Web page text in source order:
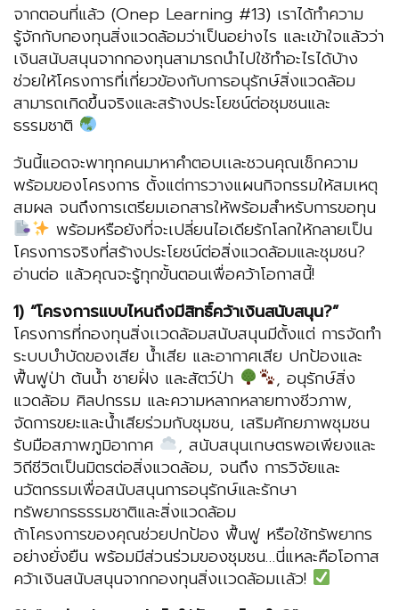
จากตอนที่แล้ว (Onep Learning #13) เราได้ทำความ
รู้จักกับกองทุนสิ่งแวดล้อมว่าเป็นอย่างไร และเข้าใจแล้วว่า
เงินสนับสนุนจากกองทุนสามารถนำไปใช้ทำอะไรได้บ้าง
ช่วยให้โครงการที่เกี่ยวข้องกับการอนุรักษ์สิ่งแวดล้อม
สามารถเกิดขึ้นจริงและสร้างประโยชน์ต่อชุมชนและ
ธรรมชาติ
วันนี้แอดจะพาทุกคนมาหาคำตอบเเละชวนคุณเช็กความ
พร้อมของโครงการ ตั้งแต่การวางแผนกิจกรรมให้สมเหตุ
สมผล จนถึงการเตรียมเอกสารให้พร้อมสำหรับการขอทุน
พร้อมหรือยังที่จะเปลี่ยนไอเดียรักโลกให้กลายเป็น
โครงการจริงที่สร้างประโยชน์ต่อสิ่งแวดล้อมและชุมชน?
อ่านต่อ แล้วคุณจะรู้ทุกขั้นตอนเพื่อคว้าโอกาสนี้!
1) “โครงการแบบไหนถึงมีสิทธิ์คว้าเงินสนับสนุน?”
โครงการที่กองทุนสิ่งเเวดล้อมสนับสนุนมีตั้งแต่ การจัดทำ
ระบบบำบัดของเสีย น้ำเสีย และอากาศเสีย ปกป้องและ
ฟื้นฟูป่า ต้นน้ำ ชายฝั่ง และสัตว์ป่า
, อนุรักษ์สิ่ง
แวดล้อม ศิลปกรรม และความหลากหลายทางชีวภาพ,
จัดการขยะและน้ำเสียร่วมกับชุมชน, เสริมศักยภาพชุมชน
รับมือสภาพภูมิอากาศ
, สนับสนุนเกษตรพอเพียงและ
วิถีชีวิตเป็นมิตรต่อสิ่งแวดล้อม, จนถึง การวิจัยและ
นวัตกรรมเพื่อสนับสนุนการอนุรักษ์และรักษา
ทรัพยากรธรรมชาติและสิ่งแวดล้อม
ถ้าโครงการของคุณช่วยปกป้อง ฟื้นฟู หรือใช้ทรัพยากร
อย่างยั่งยืน พร้อมมีส่วนร่วมของชุมชน…นี่แหละคือโอกาส
คว้าเงินสนับสนุนจากกองทุนสิ่งเเวดล้อมเเล้ว!